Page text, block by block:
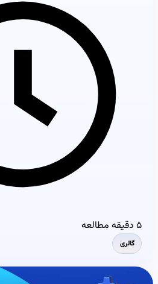
۵ دقیقه مطالعه
گالری